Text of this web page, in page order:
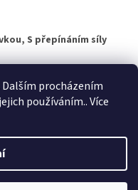
procházením
používáním.. Více
S přepínáním síly